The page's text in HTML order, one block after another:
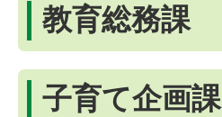
教育総務課
子育て企画課